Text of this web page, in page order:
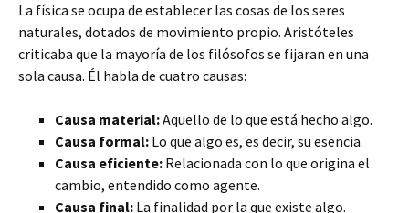
La física se ocupa de establecer las cosas de los seres
naturales, dotados de movimiento propio. Aristóteles
criticaba que la mayoría de los filósofos se fijaran en una
sola causa. Él habla de cuatro causas:
Causa material:Aquello de lo que está hecho algo.
Causa formal: Lo que algo es, es decir, su esencia.
Causa eficiente: Relacionada con lo que origina el
cambio, entendido como agente.
Causa final: La finalidad por la que existe algo.